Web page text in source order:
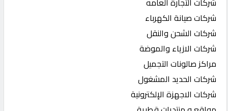
شركات صيانة الكهرباء
شركات الشحن والنقل
شركات الازياء والموضة
مراكز صالونات التجميل
شركات الحديد المشغول
شركات الاجهزة الإلكترونية